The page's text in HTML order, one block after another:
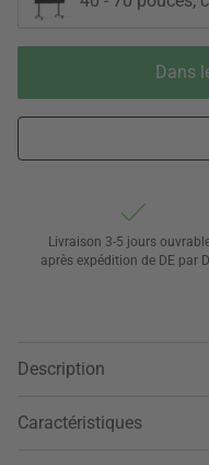
Dans
Livraison 3-5 jours
après expédition de DE par
Description
Caractéristiques